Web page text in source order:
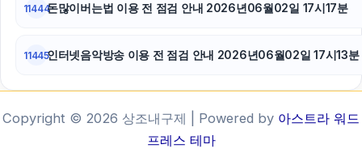
11444돈많이버는법 이용 전 점검 안내 2026년06월02일 17시17분
11445인터넷음악방송 이용 전 점검 안내 2026년06월02일 17시13분
Copyright © 2026 상조내구제 | Powered by 아스트라 워드
프레스 테마